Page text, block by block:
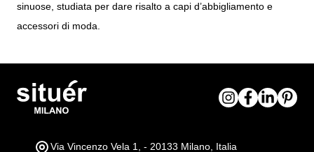
sinuose, studiata per dare risalto a capi d’abbigliamento e
accessori di moda.
Via Vincenzo Vela 1, - 20133 Milano, Italia